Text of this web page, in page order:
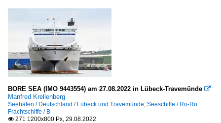
BORE SEA (IMO 9443554) am 27.08.2022 in Lübeck-Travemünde 
Manfred Krellenberg
Seehäfen / Deutschland / Lübeck und Travemünde, Seeschiffe / Ro-Ro
Frachtschiffe / B
 271 1200x800 Px, 29.08.2022